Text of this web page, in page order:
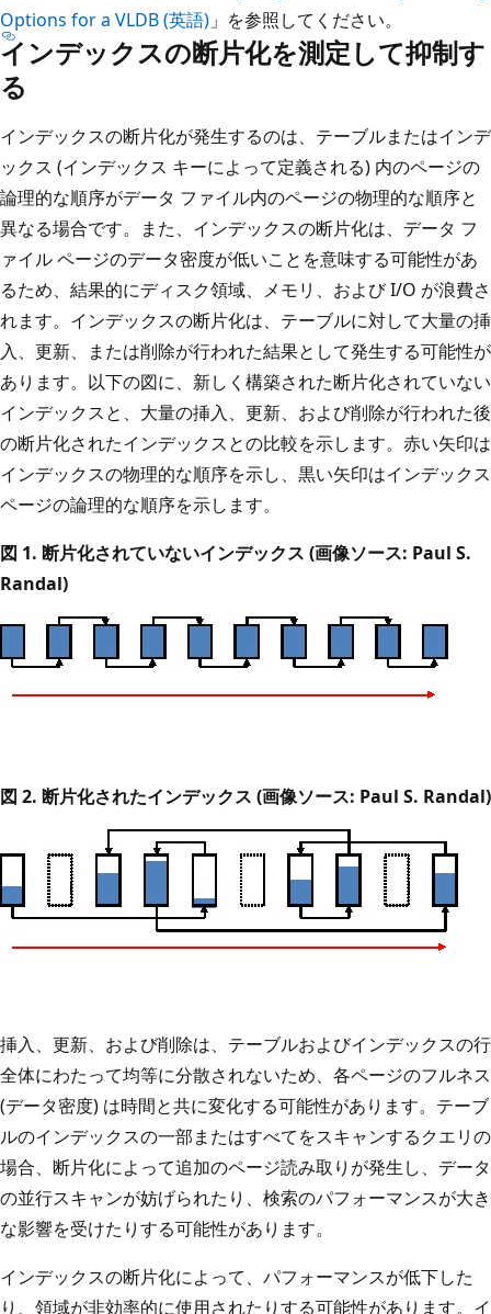
Options for a VLDB (英語) 」を参照してください。
インデックスの断片化を測定して抑制す
る
インデックスの断片化が発生するのは、テーブルまたはインデ
ックス (インデックス キーによって定義される) 内のページの
論理的な順序がデータ ファイル内のページの物理的な順序と
異なる場合です。また、インデックスの断片化は、データ フ
ァイル ページのデータ密度が低いことを意味する可能性があ
るため、結果的にディスク領域、メモリ、および I/O が浪費さ
れます。インデックスの断片化は、テーブルに対して大量の挿
入、更新、または削除が行われた結果として発生する可能性が
あります。以下の図に、新しく構築された断片化されていない
インデックスと、大量の挿入、更新、および削除が行われた後
の断片化されたインデックスとの比較を示します。赤い矢印は
インデックスの物理的な順序を示し、黒い矢印はインデックス
ページの論理的な順序を示します。
図 1. 断片化されていないインデックス (画像ソース: Paul S.
Randal)
図 2. 断片化されたインデックス (画像ソース: Paul S. Randal)
挿入、更新、および削除は、テーブルおよびインデックスの行
全体にわたって均等に分散されないため、各ページのフルネス
(データ密度) は時間と共に変化する可能性があります。テーブ
ルのインデックスの一部またはすべてをスキャンするクエリの
場合、断片化によって追加のページ読み取りが発生し、データ
の並行スキャンが妨げられたり、検索のパフォーマンスが大き
な影響を受けたりする可能性があります。
インデックスの断片化によって、パフォーマンスが低下した
り、領域が非効率的に使用されたりする可能性があります。イ